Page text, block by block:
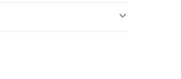
上)免運費
上)免運費